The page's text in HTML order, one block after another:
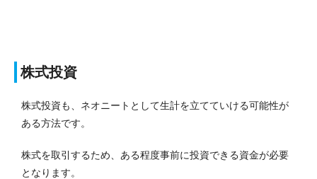
株式投資
株式投資も、ネオニートとして生計を立てていける可能性が
ある方法です。
株式を取引するため、ある程度事前に投資できる資金が必要
となります。